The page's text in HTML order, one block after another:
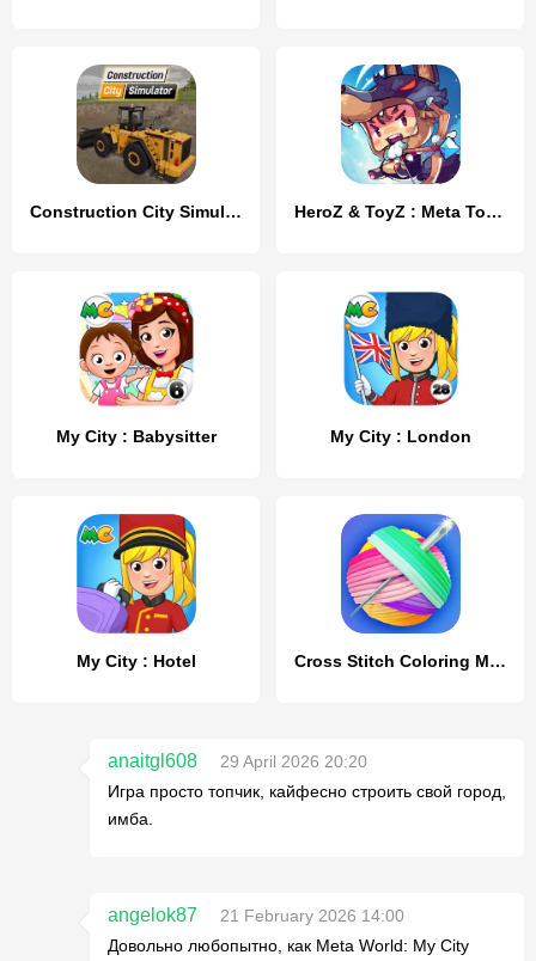
Construction City Simulator HeroZ & ToyZ : Meta Toy City
My City : Babysitter My City : London
My City : Hotel Cross Stitch Coloring Mandala
anaitgl608
29 April 2026 20:20
Игра просто топчик, кайфесно строить свой город,
имба.
angelok87
21 February 2026 14:00
Довольно любопытно, как Meta World: My City